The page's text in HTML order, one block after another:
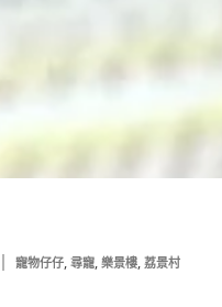
寵物仔仔, 尋寵, 樂景樓, 荔景村